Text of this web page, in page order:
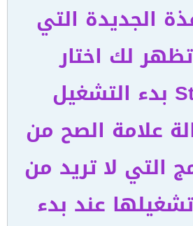
الجديدة التي
لك اختار
علامة الصح من
التي لا تريد من
عند بدء